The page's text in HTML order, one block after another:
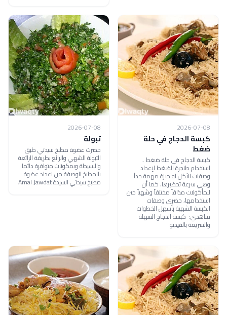
2026-07-08
كبسة الدجاج في حلة
ضغط
كبسة الدجاج في حلة ضغط ..
استخدام طنجرة الضغط لإعداد
وصفات الأكل له ميزة مهمة جداً
وهي سرعة تحضيرها، كما أن
للمأكولات مذاقاً مختلفاً وشهياً حين
استخدامها، حضري وصفات
الكبسة الشهية بأسهل الخطوات
شاهدي: كبسة الدجاج السهلة
والسريعة بالفيديو
2026-07-08
تبولة
حضرت عضوة مطبخ سيدتي طبق
التبولة الشهي والرائع بطريقة الرائعة
والبسيطة وبمكونات متوافرة دائما
بالمطبخ الوصفة من اعداد عضوة
مطبخ سيدتي السيدة Amal Jawdat